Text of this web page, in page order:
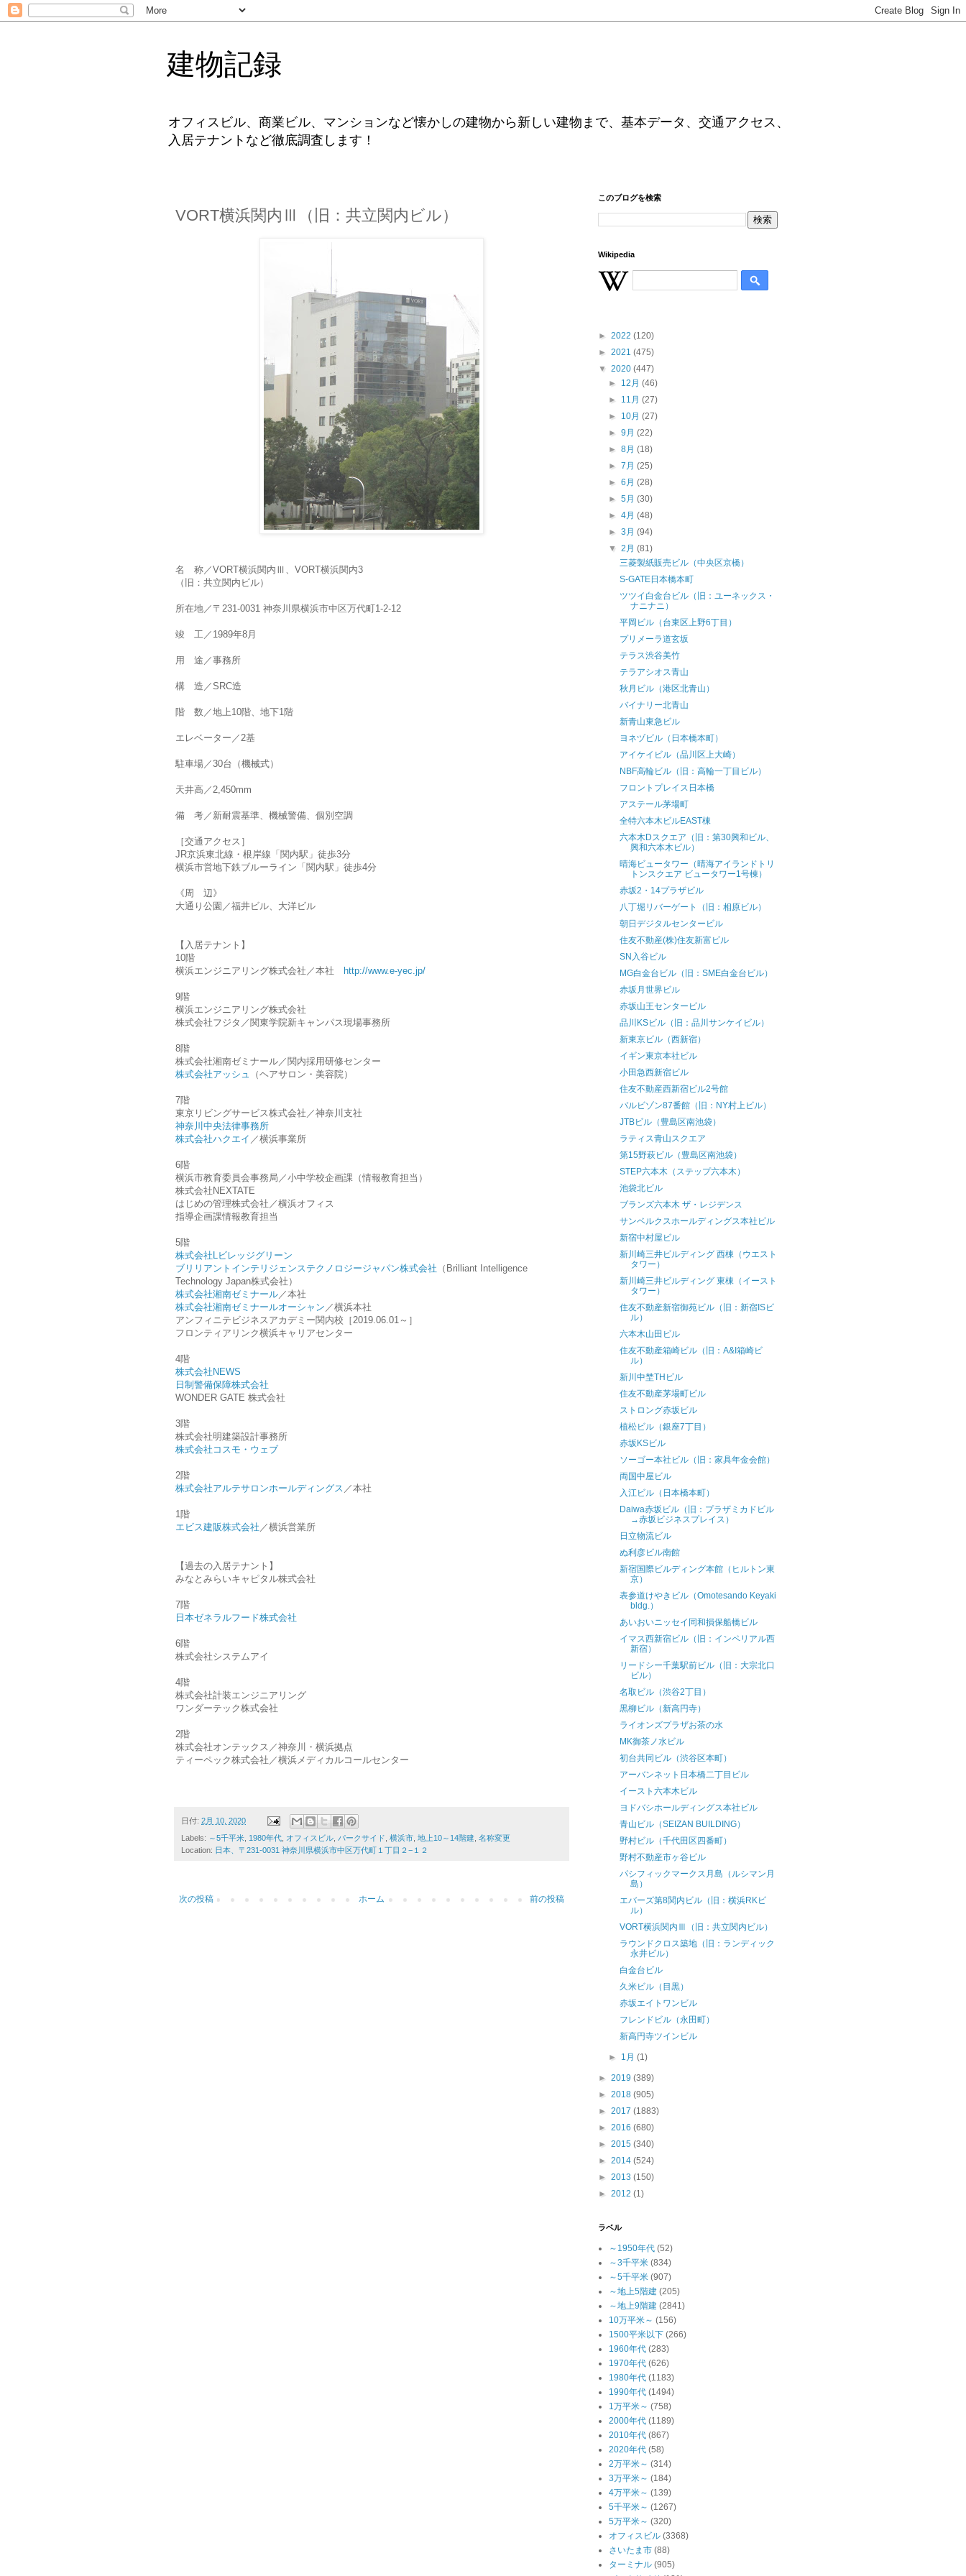
建物記録
オフィスビル、商業ビル、マンションなど懐かしの建物から新しい建物まで、基本データ、交通アクセス、
入居テナントなど徹底調査します！
VORT横浜関内Ⅲ（旧：共立関内ビル）
名 称／VORT横浜関内Ⅲ、VORT横浜関内3
（旧：共立関内ビル）
所在地／〒231-0031 神奈川県横浜市中区万代町1-2-12
竣 工／1989年8月
用 途／事務所
構 造／SRC造
階 数／地上10階、地下1階
エレベーター／2基
駐車場／30台（機械式）
天井高／2,450mm
備 考／新耐震基準、機械警備、個別空調
［交通アクセス］
JR京浜東北線・根岸線「関内駅」徒歩3分
横浜市営地下鉄ブルーライン「関内駅」徒歩4分
《周 辺》
大通り公園／福井ビル、大洋ビル
【入居テナント】
10階
横浜エンジニアリング株式会社／本社 http://www.e-yec.jp/
9階
横浜エンジニアリング株式会社
株式会社フジタ／関東学院新キャンパス現場事務所
8階
株式会社湘南ゼミナール／関内採用研修センター
株式会社アッシュ
（ヘアサロン・美容院）
7階
東京リビングサービス株式会社／神奈川支社
神奈川中央法律事務所
株式会社ハクエイ ／横浜事業所
6階
横浜市教育委員会事務局／小中学校企画課（情報教育担当）
株式会社NEXTATE
はじめの管理株式会社／横浜オフィス
指導企画課情報教育担当
5階
株式会社Lビレッジグリーン
ブリリアントインテリジェンステクノロジージャパン株式会社 （Brilliant Intelligence
Technology Japan株式会社）
株式会社湘南ゼミナール ／本社
株式会社湘南ゼミナールオーシャン ／横浜本社
アンフィニテビジネスアカデミー関内校［2019.06.01～］
フロンティアリンク横浜キャリアセンター
4階
株式会社NEWS
日制警備保障株式会社
WONDER GATE 株式会社
3階
株式会社明建築設計事務所
株式会社コスモ・ウェブ
2階
株式会社アルテサロンホールディングス ／本社
1階
エビス建販株式会社 ／横浜営業所
【過去の入居テナント】
みなとみらいキャピタル株式会社
7階
日本ゼネラルフード株式会社
6階
株式会社システムアイ
4階
株式会社計装エンジニアリング
ワンダーテック株式会社
2階
株式会社オンテックス／神奈川・横浜拠点
ティーペック株式会社／横浜メディカルコールセンター
日付: 2月 10, 2020
Labels: ～5千平米 1980年代 オフィスビル パークサイド 横浜市 地上10～14階建 名称変更
Location: 日本、〒231-0031 神奈川県横浜市中区万代町１丁目２−１２
次の投稿 前の投稿
ホーム
このブログを検索
Wikipedia
► 2022 (120)
► 2021 (475)
▼ 2020 (447)
► 12月(46)
► 11月(27)
► 10月(27)
►9月(22)
►8月(18)
►7月(25)
►6月(28)
►5月(30)
►4月(48)
►3月(94)
▼2月(81)
三菱製紙販売ビル（中央区京橋）
S-GATE日本橋本町
ツツイ白金台ビル（旧：ユーネックス・
ナニナニ）
平岡ビル（台東区上野6丁目）
プリメーラ道玄坂
テラス渋谷美竹
テラアシオス青山
秋月ビル（港区北青山）
バイナリー北青山
新青山東急ビル
ヨネヅビル（日本橋本町）
アイケイビル（品川区上大崎）
NBF高輪ビル（旧：高輪一丁目ビル）
フロントプレイス日本橋
アステール茅場町
全特六本木ビルEAST棟
六本木Dスクエア（旧：第30興和ビル、
興和六本木ビル）
晴海ビュータワー（晴海アイランドトリ
トンスクエア ビュータワー1号棟）
赤坂2・14プラザビル
八丁堀リバーゲート（旧：相原ビル）
朝日デジタルセンタービル
住友不動産(株)住友新富ビル
SN入谷ビル
MG白金台ビル（旧：SME白金台ビル）
赤坂月世界ビル
赤坂山王センタービル
品川KSビル（旧：品川サンケイビル）
新東京ビル（西新宿）
イギン東京本社ビル
小田急西新宿ビル
住友不動産西新宿ビル2号館
バルビゾン87番館（旧：NY村上ビル）
JTBビル（豊島区南池袋）
ラティス青山スクエア
第15野萩ビル（豊島区南池袋）
STEP六本木（ステップ六本木）
池袋北ビル
ブランズ六本木 ザ・レジデンス
サンベルクスホールディングス本社ビル
新宿中村屋ビル
新川崎三井ビルディング 西棟（ウエスト
タワー）
新川崎三井ビルディング 東棟（イースト
タワー）
住友不動産新宿御苑ビル（旧：新宿ISビ
ル）
六本木山田ビル
住友不動産箱崎ビル（旧：A&I箱崎ビ
ル）
新川中埜THビル
住友不動産茅場町ビル
ストロング赤坂ビル
植松ビル（銀座7丁目）
赤坂KSビル
ソーゴー本社ビル（旧：家具年金会館）
両国中屋ビル
入江ビル（日本橋本町）
Daiwa赤坂ビル（旧：プラザミカドビル
→赤坂ビジネスプレイス）
日立物流ビル
ぬ利彦ビル南館
新宿国際ビルディング本館（ヒルトン東
京）
表参道けやきビル（Omotesando Keyaki
bldg.）
あいおいニッセイ同和損保船橋ビル
イマス西新宿ビル（旧：インペリアル西
新宿）
リードシー千葉駅前ビル（旧：大宗北口
ビル）
名取ビル（渋谷2丁目）
黒柳ビル（新高円寺）
ライオンズプラザお茶の水
MK御茶ノ水ビル
初台共同ビル（渋谷区本町）
アーバンネット日本橋二丁目ビル
イースト六本木ビル
ヨドバシホールディングス本社ビル
青山ビル（SEIZAN BUILDING）
野村ビル（千代田区四番町）
野村不動産市ヶ谷ビル
パシフィックマークス月島（ルシマン月
島）
エバーズ第8関内ビル（旧：横浜RKビ
ル）
VORT横浜関内Ⅲ（旧：共立関内ビル）
ラウンドクロス築地（旧：ランディック
永井ビル）
白金台ビル
久米ビル（目黒）
赤坂エイトワンビル
フレンドビル（永田町）
新高円寺ツインビル
► 1月(1)
► 2019 (389)
► 2018 (905)
► 2017 (1883)
► 2016 (680)
► 2015 (340)
► 2014 (524)
► 2013 (150)
► 2012 (1)
ラベル
～1950年代 (52)
～3千平米 (834)
～5千平米 (907)
～地上5階建 (205)
～地上9階建 (2841)
10万平米～ (156)
1500平米以下 (266)
1960年代 (283)
1970年代 (626)
1980年代 (1183)
1990年代 (1494)
1万平米～ (758)
2000年代 (1189)
2010年代 (867)
2020年代 (58)
2万平米～ (314)
3万平米～ (184)
4万平米～ (139)
5千平米～ (1267)
5万平米～ (320)
オフィスビル (3368)
さいたま市 (88)
ターミナル (905)